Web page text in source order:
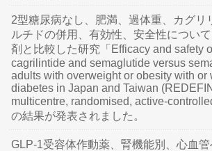
2型糖尿病なし、肥満、過体重、カグリ
ルチドの併用、有効性、安全性につい
剤と比較した研究「Efficacy and safety
cagrilintide and semaglutide versus
adults with overweight or obesity with or
diabetes in Japan and Taiwan
multicentre, randomised, active-
の結果が発表されました。
GLP-1受容体作動薬、腎機能別、心血